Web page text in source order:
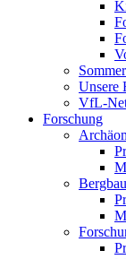
Unsere
VfL-
Forschung